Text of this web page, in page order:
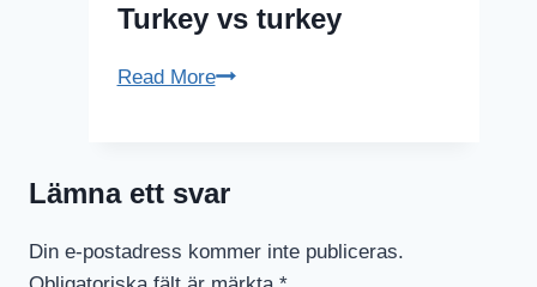
Turkey vs turkey
Read MoreTurkey
Lämna ett svar
Din e-postadress kommer inte publiceras.